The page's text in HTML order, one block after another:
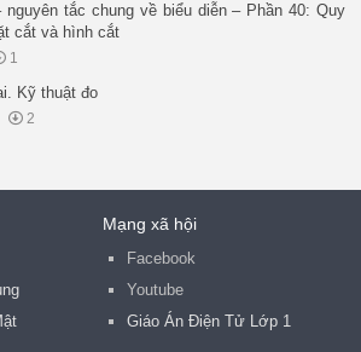
tắc chung về biểu diễn – Phần 40: Quy
cắt và hình cắt
1
Kỹ thuật đo
2
Mạng xã hội
Facebook
Youtube
Giáo Án Điện Tử Lớp 1